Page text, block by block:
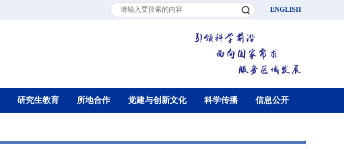
ENGLISH
研究生教育 所地合作 党建与创新文化 科学传播 信息公开